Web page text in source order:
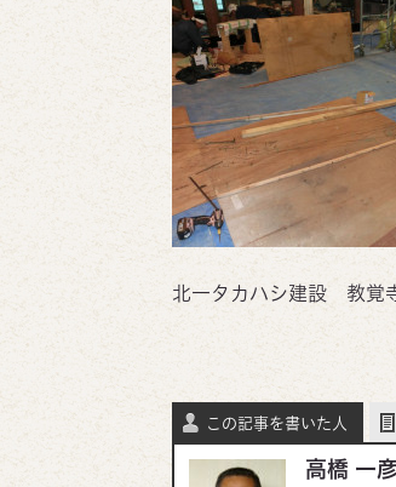
北一タカハシ建設 教覚
この記事を書いた人
高橋 一彦